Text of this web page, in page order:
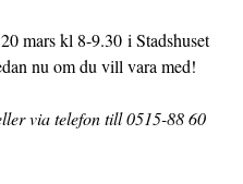
mars kl 8-9.30 i Stadshuset
nu om du vill vara med!
via telefon till 0515-88 60